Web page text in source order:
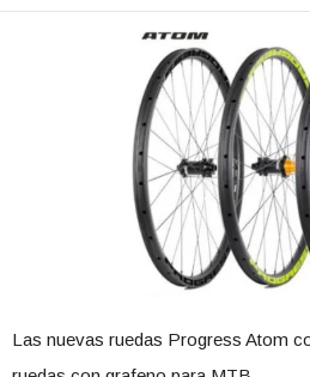
Las nuevas ruedas Progress Atom